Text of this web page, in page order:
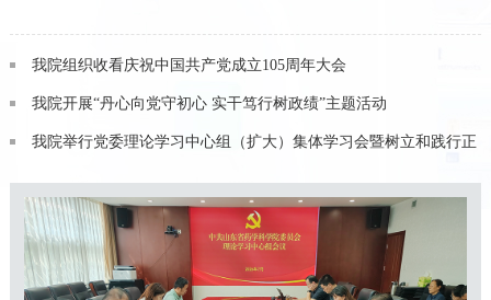
致敬荣光守初心 浓情关怀暖桑榆 —— 我院开展“光荣在党50年”老
党员走访慰问活动
以研提质 对标破局 笃行创绩 —— 我院开展学习教育实地研学活动